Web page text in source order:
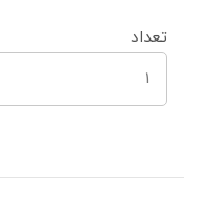
تعداد